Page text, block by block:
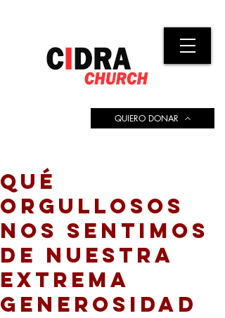
QUIERO DONAR
QUÉ
ORGULLOSOS
NOS SENTIMOS
DE NUESTRA
EXTREMA
GENEROSIDAD